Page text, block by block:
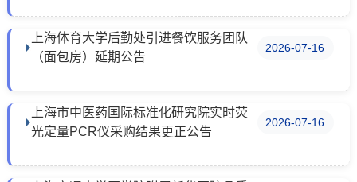
上海体育大学后勤处引进餐饮服务团队
（面包房）延期公告
2026-07-16
上海市中医药国际标准化研究院实时荧
光定量PCR仪采购结果更正公告
2026-07-16